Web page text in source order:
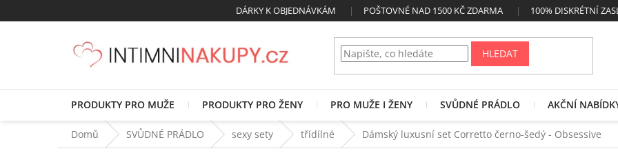
na
DÁRKY K OBJEDNÁVKÁM POŠTOVNÉ NAD 1500 KČ ZDARMA 100% DISKRÉTNÍ
HLEDAT
PRODUKTY PRO MUŽE PRODUKTY PRO ŽENY PRO MUŽE I ŽENY SVŮDNÉ PRÁDLO AKČNÍ
Domů SVŮDNÉ PRÁDLO sexy sety třídílné Dámský luxusní set Corretto černo-šedý - Obsessive